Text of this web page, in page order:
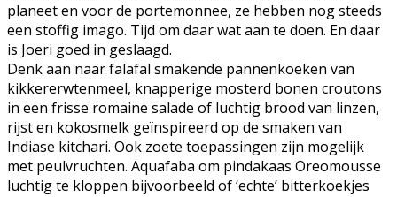
planeet en voor de portemonnee, ze hebben nog steeds
een stoffig imago. Tijd om daar wat aan te doen. En daar
is Joeri goed in geslaagd.
Denk aan naar falafal smakende pannenkoeken van
kikkererwtenmeel, knapperige mosterd bonen croutons
in een frisse romaine salade of luchtig brood van linzen,
rijst en kokosmelk geïnspireerd op de smaken van
Indiase kitchari. Ook zoete toepassingen zijn mogelijk
met peulvruchten. Aquafaba om pindakaas Oreomousse
luchtig te kloppen bijvoorbeeld of ‘echte’ bitterkoekjes